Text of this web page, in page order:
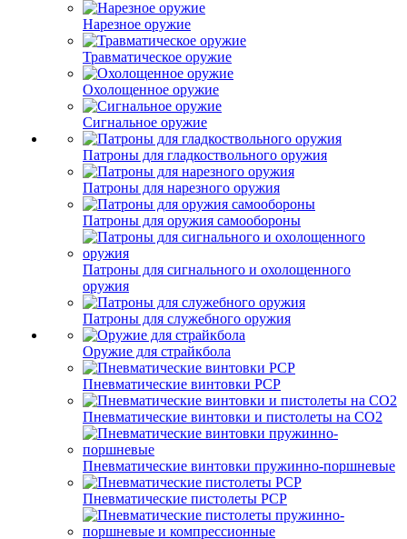
Нарезное оружие
Травматическое оружие
Охолощенное оружие
Сигнальное оружие
Патроны для гладкоствольного оружия
Патроны для нарезного оружия
Патроны для оружия самообороны
Патроны для сигнального и охолощенного
оружия
Патроны для служебного оружия
Оружие для страйкбола
Пневматические винтовки PCP
Пневматические винтовки и пистолеты на CO2
Пневматические винтовки пружинно-поршневые
Пневматические пистолеты PCP